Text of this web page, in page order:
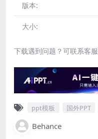
版本:
大小:
下载遇到问题？可联系客
ppt模板 国外PPT
Behance